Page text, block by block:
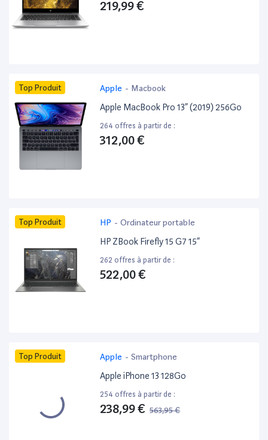
219,99 €
Top Produit Apple - Macbook
Apple MacBook Pro 13” (2019) 256Go
264 offres à partir de :
312,00 €
Top Produit HP - Ordinateur portable
HP ZBook Firefly 15 G7 15”
262 offres à partir de :
522,00 €
Top Produit Apple - Smartphone
Apple iPhone 13 128Go
254 offres à partir de :
238,99 € 563,95 €